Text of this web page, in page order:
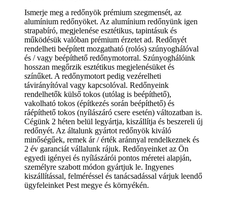
Ismerje meg a redőnyök prémium szegmensét, az
alumínium redőnyöket. Az alumínium redőnyünk igen
strapabíró, megjelenése esztétikus, tapintásuk és
működésük valóban prémium érzetet ad. Redőnyét
rendelheti beépített mozgatható (rolós) szúnyoghálóval
és / vagy beépíthető redőnymotorral. Szúnyoghálóink
hosszan megőrzik esztétikus megjelenésüket és
színűket. A redőnymotort pedig vezérelheti
távirányítóval vagy kapcsolóval. Redőnyeink
rendelhetők külső tokos (utólag is beépíthető),
vakolható tokos (építkezés során beépíthető) és
ráépíthető tokos (nyílászáró csere esetén) változatban is.
Cégünk 2 héten belül legyártja, kiszállítja és beszereli új
redőnyét. Az általunk gyártot redőnyök kiváló
minőségűek, remek ár / érték aránnyal rendelkeznek és
2 év garanciát vállalunk rájuk. Redőnyeinket az Ön
egyedi igényei és nyílászárói pontos méretei alapján,
személyre szabott módon gyártjuk le. Ingyenes
kiszállítással, felméréssel és tanácsadással várjuk leendő
ügyfeleinket Pest megye és környékén.